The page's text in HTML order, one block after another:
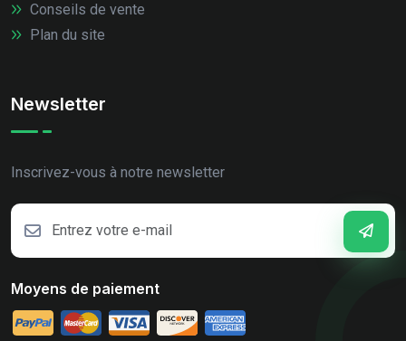
Conseils de vente
Plan du site
Newsletter
Inscrivez-vous à notre newsletter
Moyens de paiement